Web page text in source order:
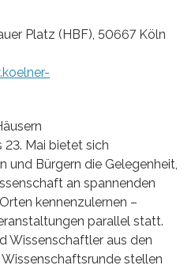
Platz (HBF), 50667 Köln
23. Mai bietet sich
und Bürgern die Gelegenheit,
an spannenden
kennenzulernen –
parallel statt.
Wissenschaftler aus den
stellen